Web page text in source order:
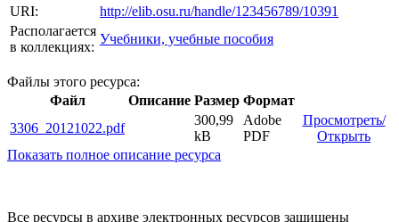
URI:
http://elib.osu.ru/handle/123456789/10391
Располагается
в коллекциях:
Учебники, учебные пособия
Файлы этого ресурса:
Файл
Описание Размер Формат
3306_20121022.pdf
300,99
kB
Adobe
PDF
Просмотреть/
Открыть
Показать полное описание ресурса
Все ресурсы в архиве электронных ресурсов защищены